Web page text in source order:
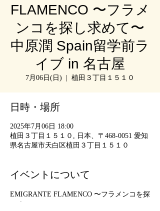
FLAMENCO 〜フラメ
ンコを探し求めて〜
中原潤 Spain留学前ラ
イブ in 名古屋
7月06日(日) 植田３丁目１５１０
日時・場所
2025年7月06日 18:00
植田３丁目１５１０, 日本、〒468-0051 愛知
県名古屋市天白区植田３丁目１５１０
イベントについて
EMIGRANTE FLAMENCO 〜フラメンコを探